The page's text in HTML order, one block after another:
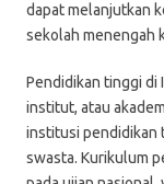
dapat melanjutkan
sekolah menengah
Pendidikan tinggi di
institut, atau
institusi pendidikan
swasta. Kurikulum